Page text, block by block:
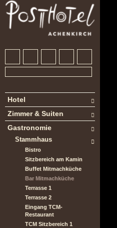
Hotel
Zimmer & Suiten
Gastronomie
Stammhaus
Bistro
Sitzbereich am Kamin
Buffet Mitmachküche
Bar Mitmachküche
Terrasse 1
Terrasse 2
Eingang TCM-
Restaurant
TCM Sitzbereich 1